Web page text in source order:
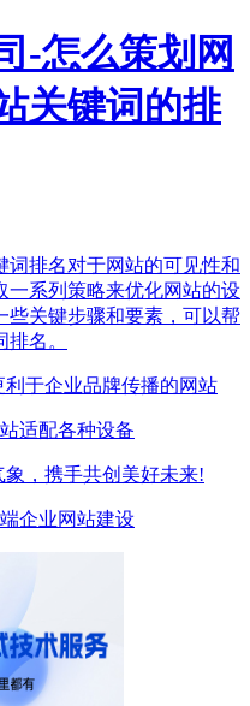
-怎么策划网
关键词的排
词排名对于网站的可见性和
一系列策略来优化网站的设
些关键步骤和要素，可以帮
名。
于企业品牌传播的网站
适配各种设备
，携手共创美好未来!
企业网站建设